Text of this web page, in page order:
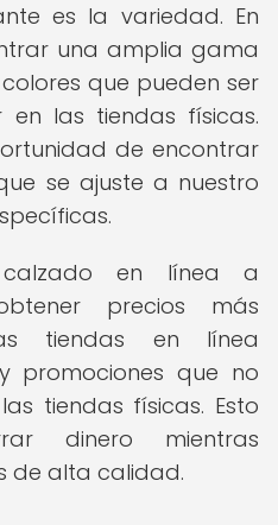
es la variedad. En
una amplia gama
que pueden ser
las tiendas físicas.
de encontrar
se ajuste a nuestro
calzado en línea a
precios más
tiendas en línea
promociones que no
tiendas físicas. Esto
dinero mientras
de alta calidad.